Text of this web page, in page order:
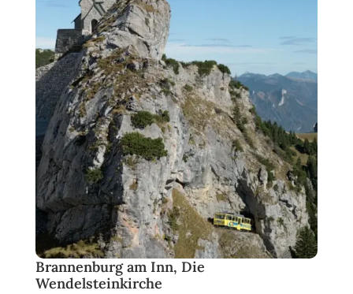
Brannenburg am Inn, Die
Wendelsteinkirche